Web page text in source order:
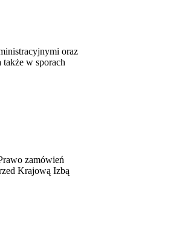
oraz
w sporach
zamówień
Krajową Izbą